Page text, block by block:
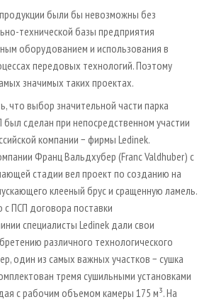
были бы невозможны без
технической базы предприятия
оборудованием и использования в
передовых технологий. Поэтому
значимых таких проектах.
что выбор значительной части парка
сделан при непосредственном участии
компании − фирмы Ledinek.
Франц Вальдхубер (Franc Valdhuber) с
стадии вел проект по созданию на
клееный брус и сращенную ламель.
ПСП договора поставки
специалисты Ledinek дали свои
различного технологического
один из самых важных участков − сушка
тремя сушильными установками
с рабочим объемом камеры 175 м³. На